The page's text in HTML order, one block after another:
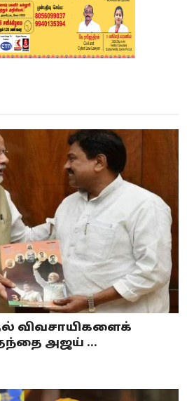
விவசாயிகளைக்
அஜய் ...